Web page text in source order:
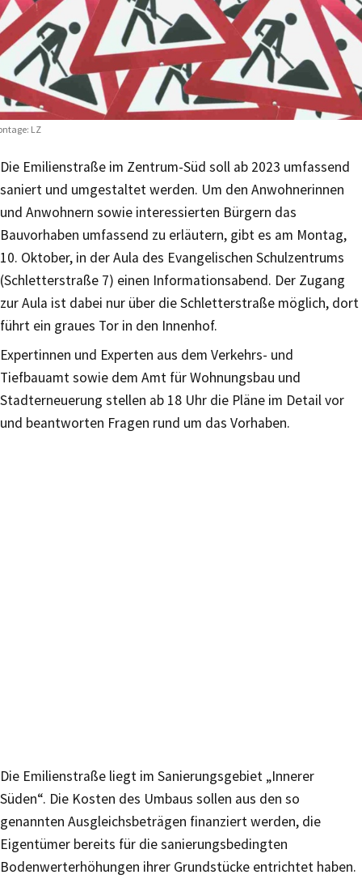
LZ
Die Emilienstraße im Zentrum-Süd soll ab 2023 umfassend
saniert und umgestaltet werden. Um den Anwohnerinnen
und Anwohnern sowie interessierten Bürgern das
Bauvorhaben umfassend zu erläutern, gibt es am Montag,
10. Oktober, in der Aula des Evangelischen Schulzentrums
(Schletterstraße 7) einen Informationsabend. Der Zugang
zur Aula ist dabei nur über die Schletterstraße möglich, dort
führt ein graues Tor in den Innenhof.
Expertinnen und Experten aus dem Verkehrs- und
Tiefbauamt sowie dem Amt für Wohnungsbau und
Stadterneuerung stellen ab 18 Uhr die Pläne im Detail vor
und beantworten Fragen rund um das Vorhaben.
Die Emilienstraße liegt im Sanierungsgebiet „Innerer
Süden“. Die Kosten des Umbaus sollen aus den so
genannten Ausgleichsbeträgen finanziert werden, die
Eigentümer bereits für die sanierungsbedingten
Bodenwerterhöhungen ihrer Grundstücke entrichtet haben.